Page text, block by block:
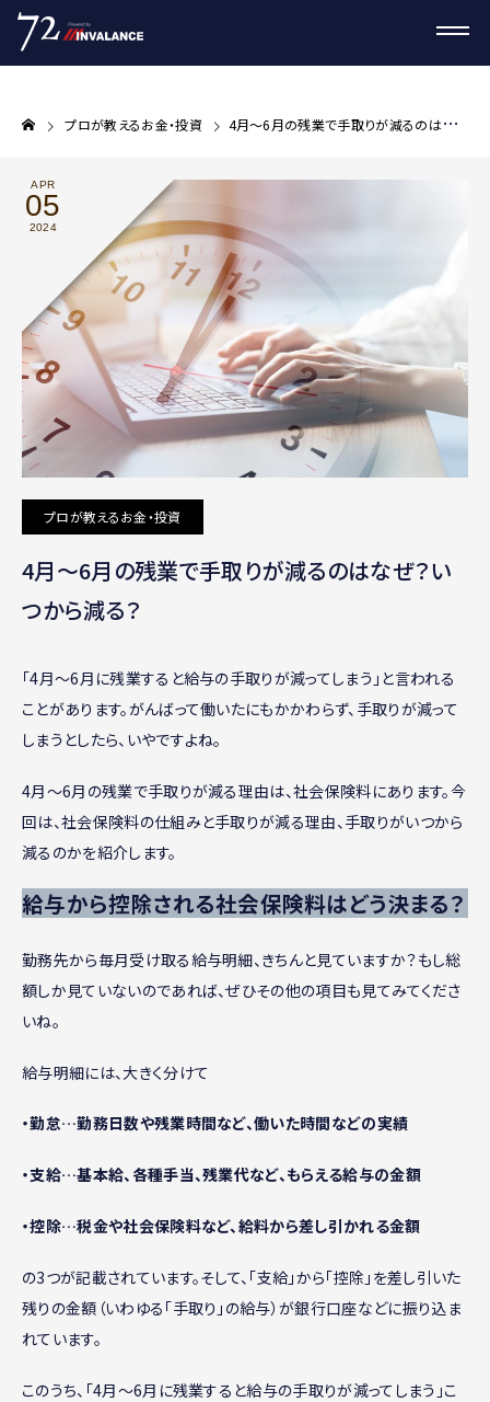
プロが教えるお金・投資 4月〜6月の残業で手取りが減るのはなぜ？いつから減る？
APR
05
2024
プロが教えるお金・投資
4月〜6月の残業で手取りが減るのはなぜ？い
つから減る？
「4月〜6月に残業すると給与の手取りが減ってしまう」と言われる
ことがあります。がんばって働いたにもかかわらず、手取りが減って
しまうとしたら、いやですよね。
4月〜6月の残業で手取りが減る理由は、社会保険料にあります。今
回は、社会保険料の仕組みと手取りが減る理由、手取りがいつから
減るのかを紹介します。
給与から控除される社会保険料はどう決まる？
勤務先から毎月受け取る給与明細、きちんと見ていますか？もし総
額しか見ていないのであれば、ぜひその他の項目も見てみてくださ
いね。
給与明細には、大きく分けて
・勤怠…勤務日数や残業時間など、働いた時間などの実績
・支給…基本給、各種手当、残業代など、もらえる給与の金額
・控除…税金や社会保険料など、給料から差し引かれる金額
の3つが記載されています。そして、「支給」から「控除」を差し引いた
残りの金額（いわゆる「手取り」の給与）が銀行口座などに振り込ま
れています。
このうち、「4月〜6月に残業すると給与の手取りが減ってしまう」こ